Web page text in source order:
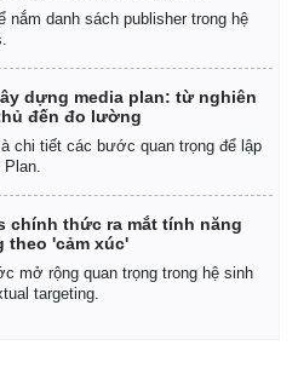
nắm danh sách publisher trong hệ
dựng media plan: từ nghiên
đến đo lường
chi tiết các bước quan trọng để lập
chính thức ra mắt tính năng
theo 'cảm xúc'
mở rộng quan trọng trong hệ sinh
targeting.